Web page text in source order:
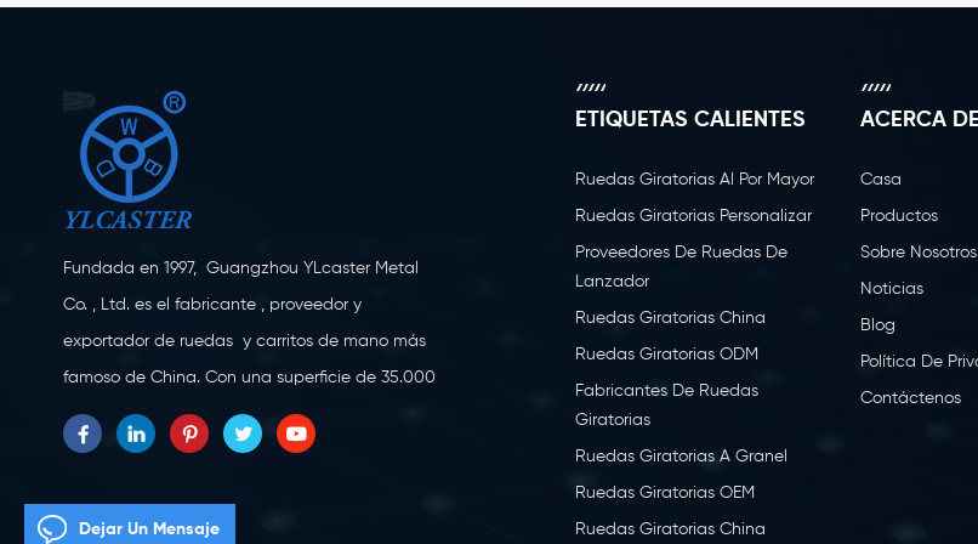
Fundada en 1997, Guangzhou YLcaster Metal
Co. , Ltd. es el fabricante , proveedor y
exportador de ruedas y carritos de mano más
famoso de China. Con una superficie de 35.000
metros cuadrados, ubicada en la ciudad de
Yangjiang, provincia de Guangdong, con más
dedicados a la innovación, la creación y la
ETIQUETAS CALIENTES
Ruedas Giratorias Al Por Mayor
Ruedas Giratorias Personalizar
Proveedores De Ruedas De
Lanzador
Ruedas Giratorias China
Ruedas Giratorias ODM
Fabricantes De Ruedas
Giratorias
Ruedas Giratorias A Granel
Ruedas Giratorias OEM
Ruedas Giratorias China
ACERCA DE
Casa
Productos
Sobre Nosotros
Noticias
Blog
Política De
Contáctenos
Dejar Un Mensaje